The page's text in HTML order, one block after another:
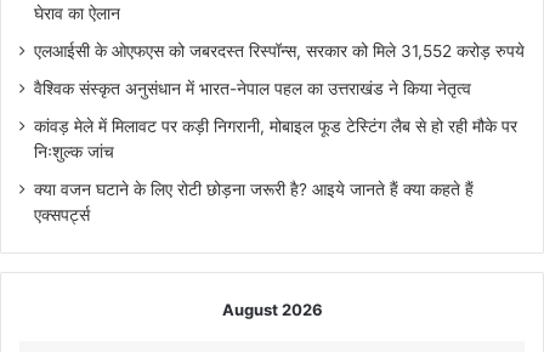
घेराव का ऐलान
एलआईसी के ओएफएस को जबरदस्त रिस्पॉन्स, सरकार को मिले 31,552 करोड़ रुपये
वैश्विक संस्कृत अनुसंधान में भारत-नेपाल पहल का उत्तराखंड ने किया नेतृत्व
कांवड़ मेले में मिलावट पर कड़ी निगरानी, मोबाइल फूड टेस्टिंग लैब से हो रही मौके पर
निःशुल्क जांच
क्या वजन घटाने के लिए रोटी छोड़ना जरूरी है? आइये जानते हैं क्या कहते हैं
एक्सपर्ट्स
August 2026